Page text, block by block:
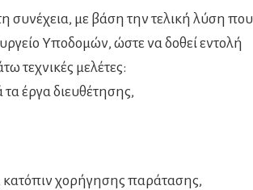
συνέχεια, με βάση την τελική λύση που
Υποδομών, ώστε να δοθεί εντολή
τεχνικές μελέτες:
έργα διευθέτησης,
χορήγησης παράτασης,